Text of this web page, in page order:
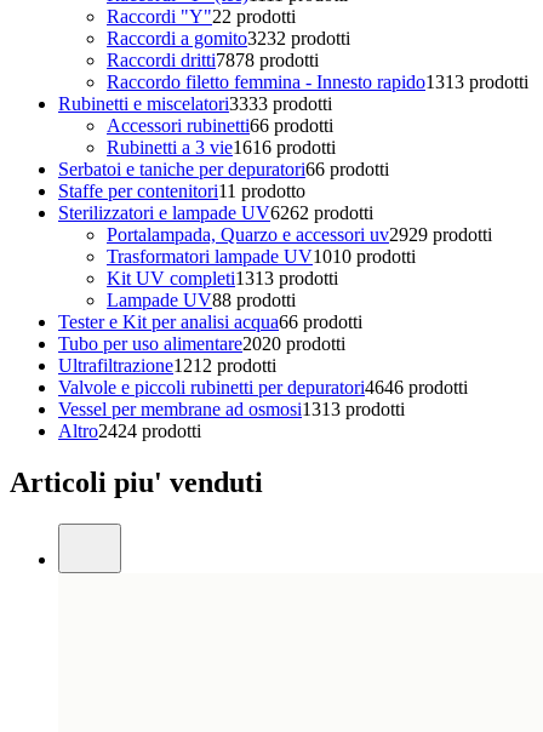
Raccordi "Y"22 prodotti
Raccordi a gomito3232 prodotti
Raccordi dritti7878 prodotti
Raccordo filetto femmina - Innesto rapido1313 prodotti
Rubinetti e miscelatori3333 prodotti
Accessori rubinetti66 prodotti
Rubinetti a 3 vie1616 prodotti
Serbatoi e taniche per depuratori66 prodotti
Staffe per contenitori11 prodotto
Sterilizzatori e lampade UV6262 prodotti
Portalampada, Quarzo e accessori uv2929 prodotti
Trasformatori lampade UV1010 prodotti
Kit UV completi1313 prodotti
Lampade UV88 prodotti
Tester e Kit per analisi acqua66 prodotti
Tubo per uso alimentare2020 prodotti
Ultrafiltrazione1212 prodotti
Valvole e piccoli rubinetti per depuratori4646 prodotti
Vessel per membrane ad osmosi1313 prodotti
Altro2424 prodotti
Articoli piu' venduti